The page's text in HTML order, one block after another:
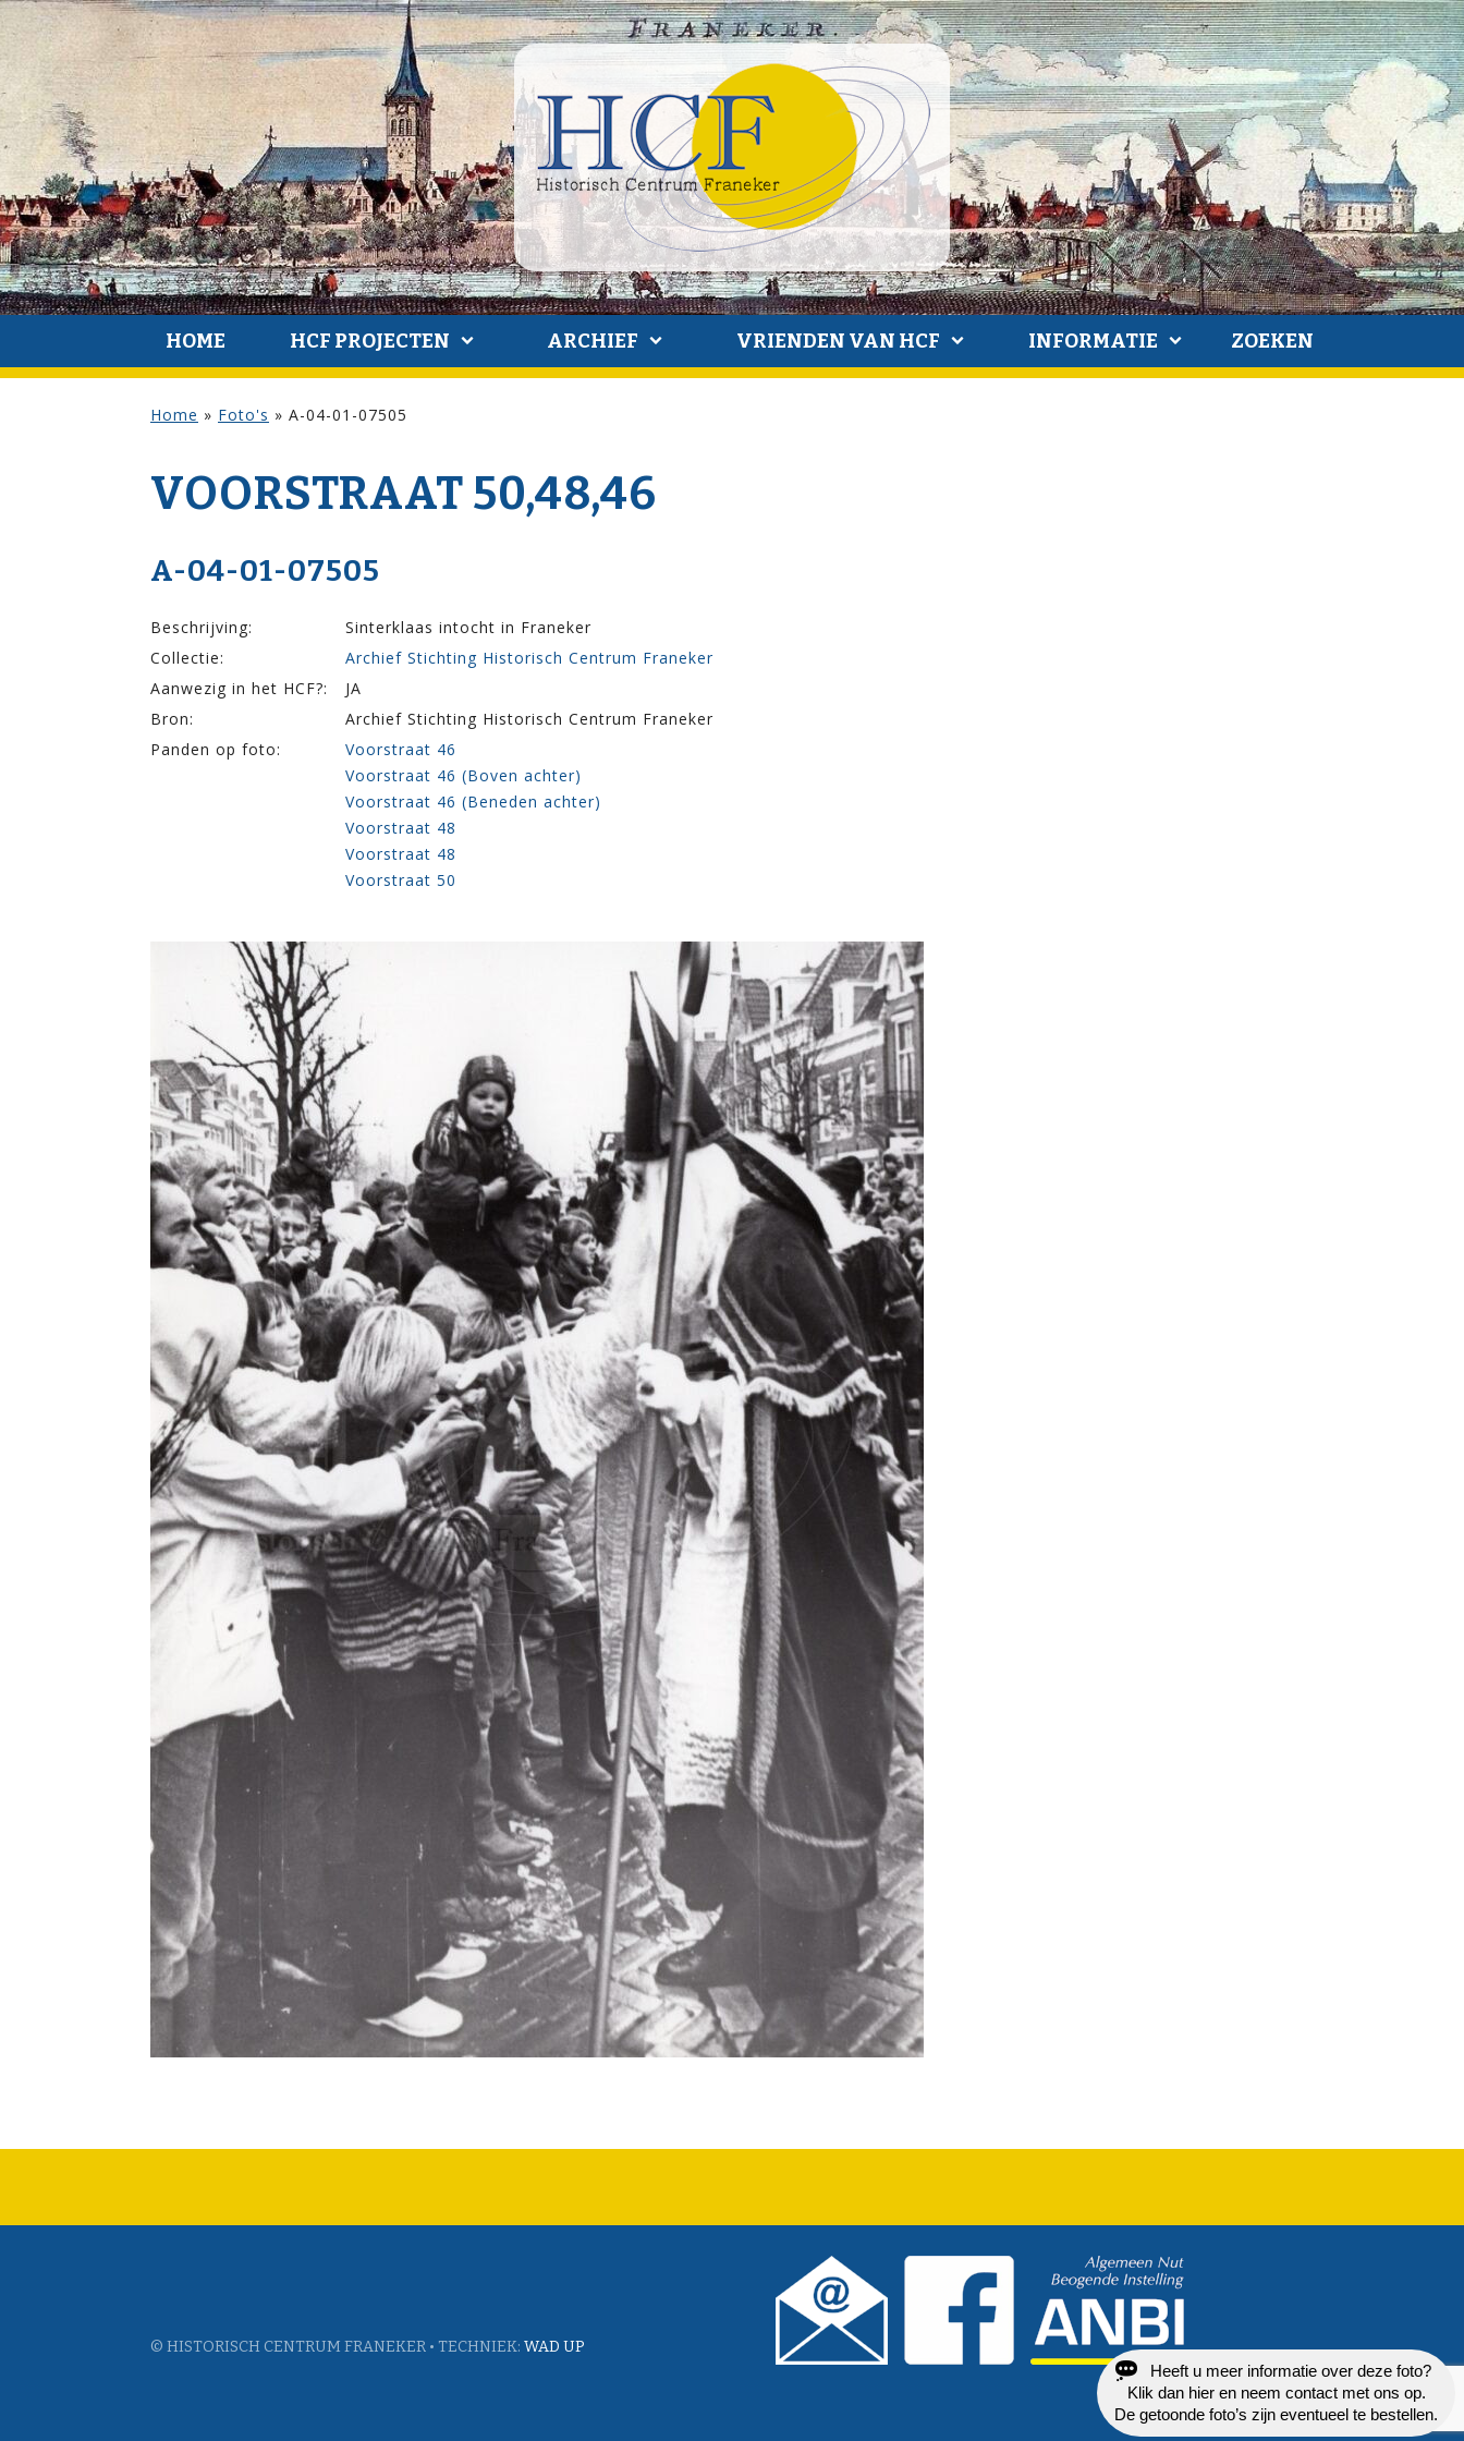
HOME HCF PROJECTEN ARCHIEF VRIENDEN VAN HCF INFORMATIE ZOEKEN
Home » Foto's » A-04-01-07505
VOOR­STRAAT 50,48,46
A-04-01-07505
Beschrijving:
Sinterklaas intocht in Franeker
Collectie:
Archief Stichting Historisch Centrum Franeker
Aanwezig in het HCF?:
JA
Bron:
Archief Stichting Historisch Centrum Franeker
Panden op foto:
Voorstraat 46
Voorstraat 46 (Boven achter)
Voorstraat 46 (Beneden achter)
Voorstraat 48
Voorstraat 48
Voorstraat 50
© HISTORISCH CENTRUM FRANEKER • TECHNIEK: WAD UP
Heeft u meer informatie over deze foto?
Klik dan hier en neem contact met ons op.
De getoonde foto’s zijn eventueel te bestellen.